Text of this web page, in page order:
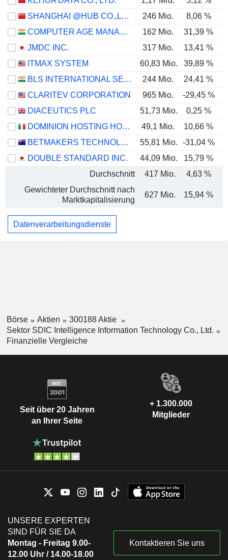
SHANGHAI @HUB CO.,LTD.
246 Mio. 8,06 %
COMPUTER AGE MANAGEMENT SERVICES LIMITED
162 Mio. 31,39 %
JMDC INC.
317 Mio. 13,41 %
ITMAX SYSTEM
60,83 Mio. 39,89 %
BLS INTERNATIONAL SERVICES LIMITED
244 Mio. 24,41 %
CLARITEV CORPORATION
965 Mio. -29,45 %
DIACEUTICS PLC
51,73 Mio. 0,25 %
DOMINION HOSTING HOLDING S.P.A.
49,1 Mio. 10,66 %
BETMAKERS TECHNOLOGY GROUP LTD
55,81 Mio. -31,04 %
DOUBLE STANDARD INC.
44,09 Mio. 15,79 %
Durchschnitt
417 Mio. 4,63 %
Gewichteter Durchschnitt nach
Marktkapitalisierung
627 Mio. 15,94 %
Datenverarbeitungsdienste
Börse Aktien
300188 Aktie
Sektor SDIC Intelligence Information Technology Co., Ltd.
Finanzielle Vergleiche
Seit über 20 Jahren
an Ihrer Seite
+ 1.300.000
Mitglieder
UNSERE EXPERTEN
SIND FÜR SIE DA
Montag - Freitag 9.00-
12.00 Uhr / 14.00-18.00
Kontaktieren Sie uns